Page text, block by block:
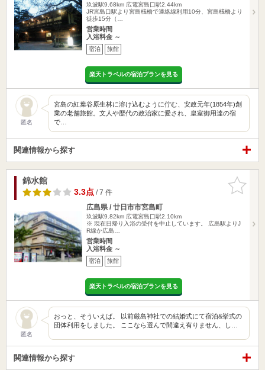
玖波駅9.68km 広電宮島口駅2.44km
JR宮島口駅より宮島桟橋で連絡線利用10分、宮島桟橋より
徒歩15分（…
営業時間
入浴料金 ～
宿泊 旅館
楽天トラベルの宿泊プランを見る
匿名
宮島の紅葉谷原生林に溶け込むように佇む、安政元年(1854年)創
業の老舗旅館。文人や歴代の政治家に愛され、皇室御用達の宿
で…
関連情報から探す
お気に入
りに追加
錦水館
3.3点/ 7 件
広島県 / 廿日市市宮島町
玖波駅9.82km 広電宮島口駅2.10km
※ 現在日帰り入浴の受付を中止しています。 広島駅よりJ
R線か広島…
営業時間
入浴料金 ～
宿泊 旅館
楽天トラベルの宿泊プランを見る
匿名
おっと、そういえば。 以前厳島神社での結婚式にて宿泊&挙式の
団体利用をしました。 ここなら選んで間違え有りません、し…
関連情報から探す